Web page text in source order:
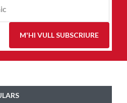
M'HI VULL SUBSCRIURE